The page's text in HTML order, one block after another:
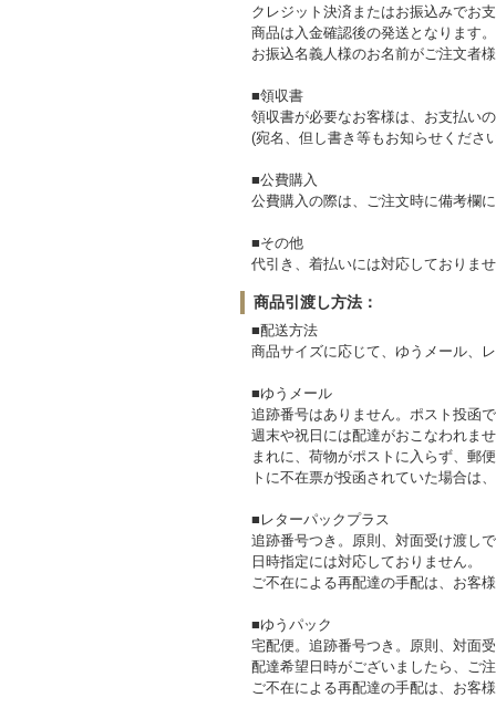
クレジット決済またはお振込みでお
商品は入金確認後の発送となります。
お振込名義人様のお名前がご注文者
■領収書
領収書が必要なお客様は、お支払い
(宛名、但し書き等もお知らせくださ
■公費購入
公費購入の際は、ご注文時に備考欄
■その他
代引き、着払いには対応しておりま
商品引渡し方法：
■配送方法
商品サイズに応じて、ゆうメール、
■ゆうメール
追跡番号はありません。ポスト投函
週末や祝日には配達がおこなわれま
まれに、荷物がポストに入らず、郵
トに不在票が投函されていた場合は
■レターパックプラス
追跡番号つき。原則、対面受け渡し
日時指定には対応しておりません。
ご不在による再配達の手配は、お客
■ゆうパック
宅配便。追跡番号つき。原則、対面
配達希望日時がございましたら、ご
ご不在による再配達の手配は、お客